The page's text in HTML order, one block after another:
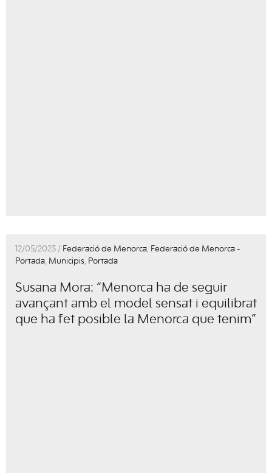
12/05/2023 / Federació de Menorca, Federació de Menorca -
Portada, Municipis, Portada
Susana Mora: “Menorca ha de seguir
avançant amb el model sensat i equilibrat
que ha fet posible la Menorca que tenim”